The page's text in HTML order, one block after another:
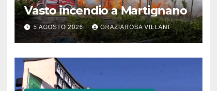
Vasto incendio a Martignano
5 AGOSTO 2026 GRAZIAROSA VILLANI